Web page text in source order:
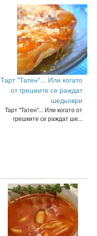
Тарт "Татен"... Или когато
от грешките се раждат
шедьоври
Тарт "Татен"... Или когато от
грешките се раждат ше...